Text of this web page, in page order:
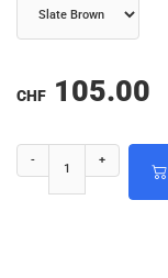
CHF 105.00
- +